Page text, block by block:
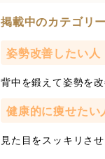
掲載中のカテゴリ
姿勢改善したい人
背中を鍛えて姿勢を
健康的に痩せたい
見た目をスッキリさ